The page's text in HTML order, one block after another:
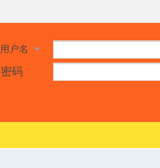
用户名
密码